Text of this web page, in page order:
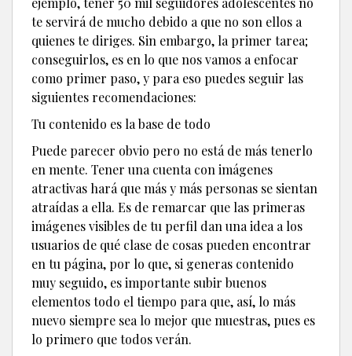
te servirá de mucho debido a que no son ellos a
quienes te diriges. Sin embargo, la primer tarea;
conseguirlos, es en lo que nos vamos a enfocar
como primer paso, y para eso puedes seguir las
siguientes recomendaciones:
Tu contenido es la base de todo
Puede parecer obvio pero no está de más tenerlo
en mente. Tener una cuenta con imágenes
atractivas hará que más y más personas se sientan
atraídas a ella. Es de remarcar que las primeras
imágenes visibles de tu perfil dan una idea a los
usuarios de qué clase de cosas pueden encontrar
en tu página, por lo que, si generas contenido
muy seguido, es importante subir buenos
elementos todo el tiempo para que, así, lo más
nuevo siempre sea lo mejor que muestras, pues es
lo primero que todos verán.